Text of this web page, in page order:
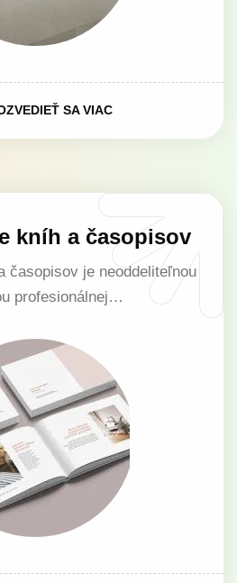
SA VIAC
kníh a časopisov
časopisov je neoddeliteľnou
profesionálnej…